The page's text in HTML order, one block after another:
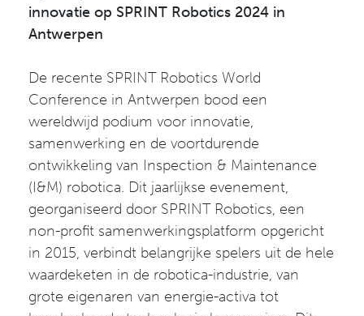
innovatie op SPRINT Robotics 2024 in
Antwerpen
De recente SPRINT Robotics World
Conference in Antwerpen bood een
wereldwijd podium voor innovatie,
samenwerking en de voortdurende
ontwikkeling van Inspection & Maintenance
(I&M) robotica. Dit jaarlijkse evenement,
georganiseerd door SPRINT Robotics, een
non-profit samenwerkingsplatform opgericht
in 2015, verbindt belangrijke spelers uit de hele
waardeketen in de robotica-industrie, van
grote eigenaren van energie-activa tot